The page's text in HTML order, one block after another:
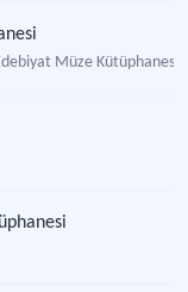
Müze Kütüphanesi.